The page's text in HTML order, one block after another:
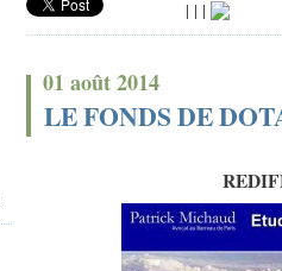
| | |
01 août 2014
LE FONDS DE